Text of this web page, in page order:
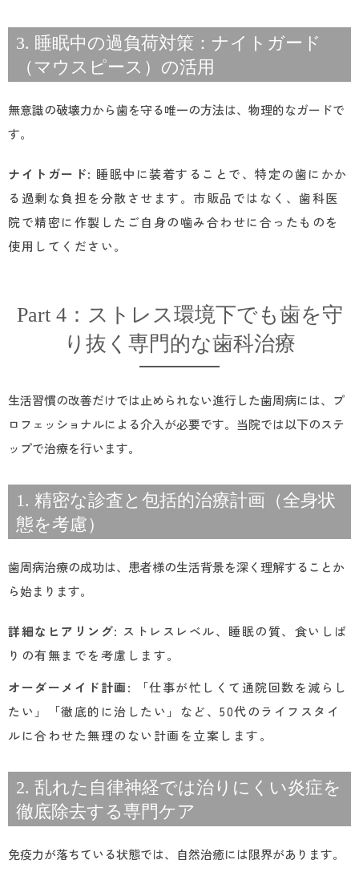
3. 睡眠中の過負荷対策：ナイトガード
（マウスピース）の活用
無意識の破壊力から歯を守る唯一の方法は、物理的なガードで
す。
ナイトガード: 睡眠中に装着することで、特定の歯にかか
る過剰な負担を分散させます。市販品ではなく、歯科医
院で精密に作製したご自身の噛み合わせに合ったものを
使用してください。
Part 4：ストレス環境下でも歯を守
り抜く専門的な歯科治療
生活習慣の改善だけでは止められない進行した歯周病には、プ
ロフェッショナルによる介入が必要です。当院では以下のステ
ップで治療を行います。
1. 精密な診査と包括的治療計画（全身状
態を考慮）
歯周病治療の成功は、患者様の生活背景を深く理解することか
ら始まります。
詳細なヒアリング: ストレスレベル、睡眠の質、食いしば
りの有無までを考慮します。
オーダーメイド計画: 「仕事が忙しくて通院回数を減らし
たい」「徹底的に治したい」など、50代のライフスタイ
ルに合わせた無理のない計画を立案します。
2. 乱れた自律神経では治りにくい炎症を
徹底除去する専門ケア
免疫力が落ちている状態では、自然治癒には限界があります。